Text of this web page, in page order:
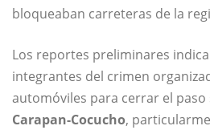
bloqueaban carreteras de la
Los reportes preliminares
integrantes del crimen
automóviles para cerrar el
Carapan-Cocucho,